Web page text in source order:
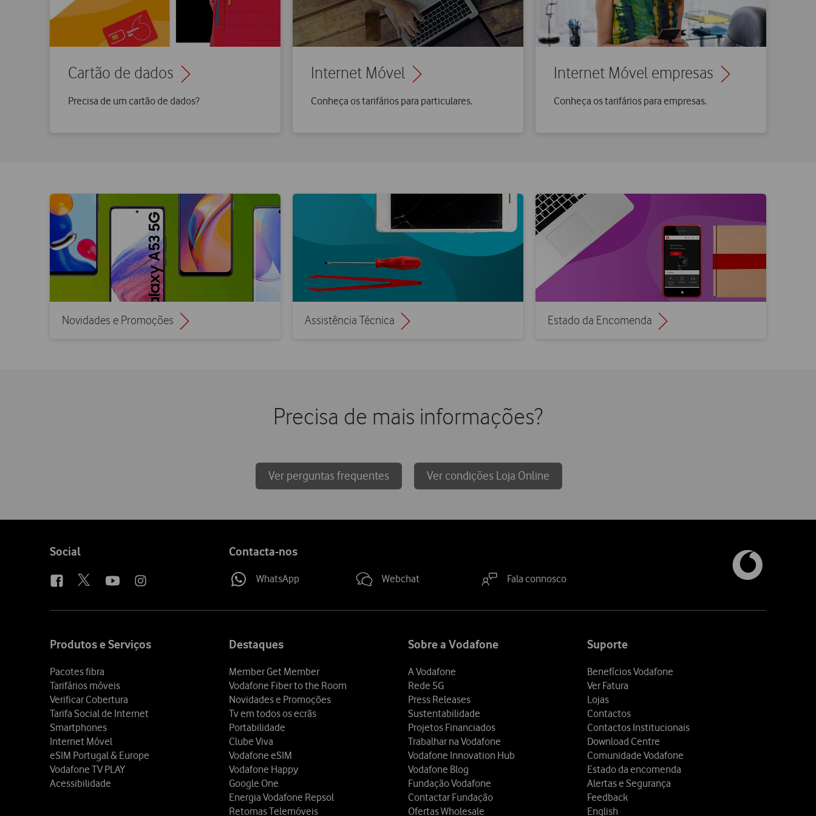
Cartão de dados
Precisa de um cartão de dados?
Internet Móvel
Conheça os tarifários para particulares.
Internet Móvel empresas
Conheça os tarifários para empresas.
Novidades e Promoções Assistência Técnica Estado da Encomenda
Precisa de mais informações?
Ver perguntas frequentes Ver condições Loja Online
Follow
Social Contacta-nos
WhatsApp Webchat Fala connosco
Produtos e Serviços
Pacotes fibra
Tarifários móveis
Verificar Cobertura
Tarifa Social de Internet
Smartphones
Internet Móvel
eSIM Portugal & Europe
Vodafone TV PLAY
Acessibilidade
Destaques
Member Get Member
Vodafone Fiber to the Room
Novidades e Promoções
Tv em todos os ecrãs
Portabilidade
Clube Viva
Vodafone eSIM
Vodafone Happy
Google One
Energia Vodafone Repsol
Retomas Telemóveis
Sobre a Vodafone
A Vodafone
Rede 5G
Press Releases
Sustentabilidade
Projetos Financiados
Trabalhar na Vodafone
Vodafone Innovation Hub
Vodafone Blog
Fundação Vodafone
Contactar Fundação
Ofertas Wholesale
Suporte
Benefícios Vodafone
Ver Fatura
Lojas
Contactos
Contactos Institucionais
Download Centre
Comunidade Vodafone
Estado da encomenda
Alertas e Segurança
Feedback
English